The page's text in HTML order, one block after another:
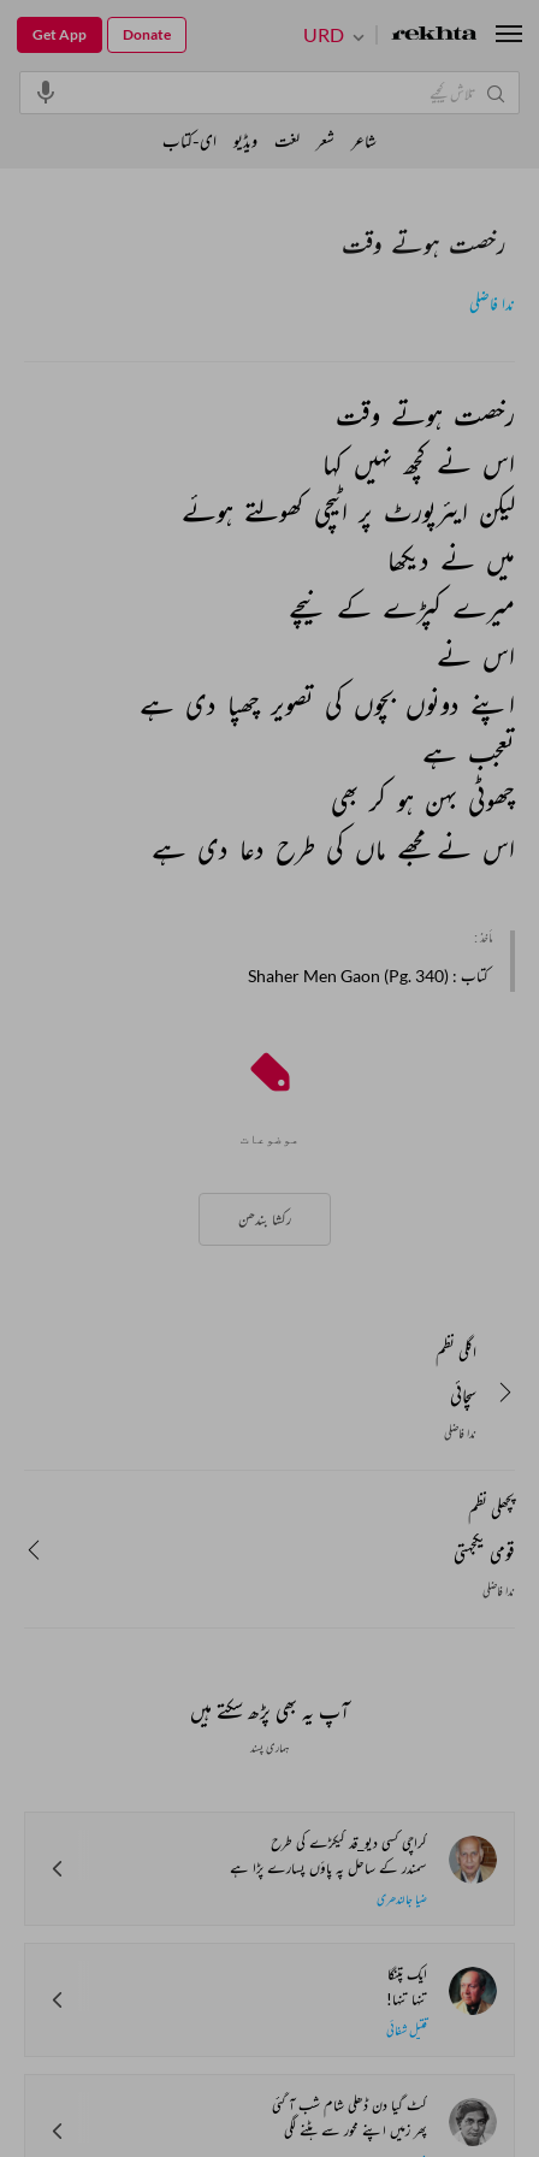
رخصت ہوتے وقت
ندا فاضلی
رخصت ہوتے وقت
اس نے کچھ نہیں کہا
لیکن ایئرپورٹ پر اٹیچی کھولتے ہوئے
میں نے دیکھا
میرے کپڑے کے نیچے
اس نے
اپنے دونوں بچوں کی تصویر چھپا دی ہے
تعجب ہے
چھوٹی بہن ہو کر بھی
اس نے مجھے ماں کی طرح دعا دی ہے
مأخذ :
کتاب : Shaher Men Gaon (Pg. 340)
موضوعات
رکشا بندھن
اگلی نظم
سچائی
ندا فاضلی
پچھلی نظم
قومی یکجہتی
ندا فاضلی
آپ یہ بھی پڑھ سکتے ہیں
ہماری پسند
کراچی کسی دیو_قد کیکڑے کی طرح
سمندر کے ساحل پہ پاؤں پسارے پڑا ہے
ضیا جالندھری
ایک پتنگا
تنہا تنہا!
قتیل شفائی
کٹ گیا دن ڈھلی شام شب آ گئی
پھر زمیں اپنے محور سے ہٹنے لگی
URD
Get App Donate
شاعر شعر لغت ویڈیو ای-کتاب